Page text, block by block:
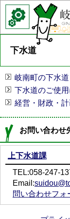
下水道
岐南町の下水道
下水道のご使
経営・財政・
お問い合わせ
上下水道課
TEL:058-247-
Email:
問い合わせフォ